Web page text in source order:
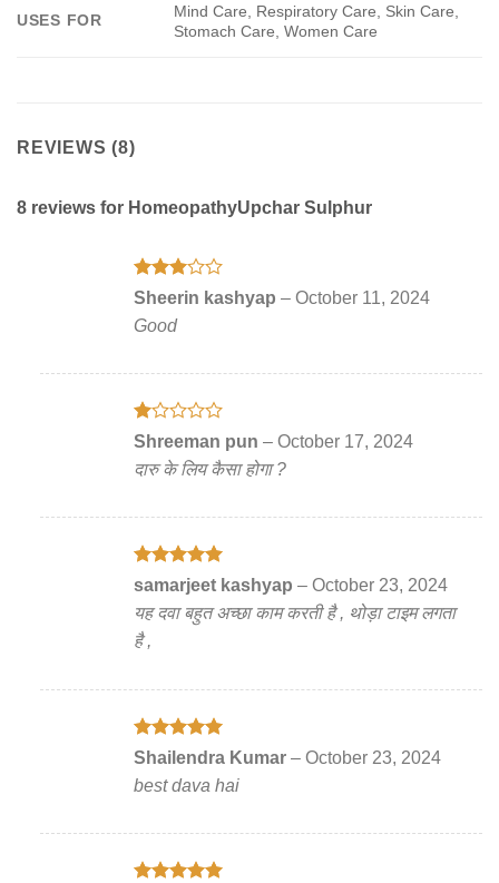
USES FOR
Mind Care, Respiratory Care, Skin Care,
Stomach Care, Women Care
REVIEWS (8)
8 reviews for HomeopathyUpchar Sulphur
Rated
3out
of 5
Sheerin kashyap – October 11, 2024
Good
Rated
out
Shreeman pun – October 17, 2024
दारु के लिय कैसा होगा ?
Rated5
out of 5
samarjeet kashyap – October 23, 2024
यह दवा बहुत अच्छा काम करती है , थोड़ा टाइम लगता
है ,
Rated5
Shailendra Kumar – October 23, 2024
best dava hai